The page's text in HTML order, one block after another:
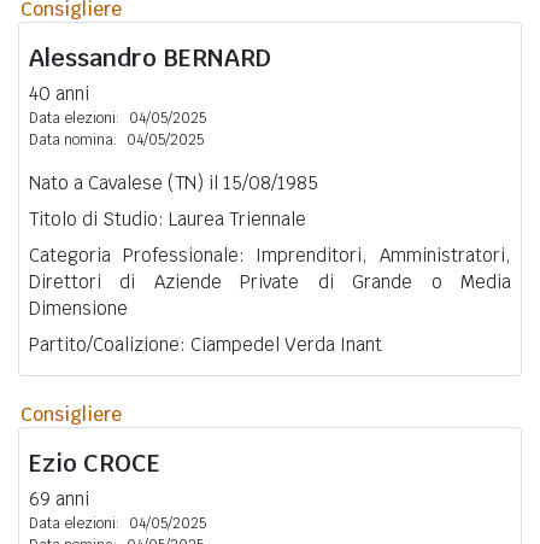
Consigliere
Alessandro BERNARD
40 anni
Data elezioni:
04/05/2025
Data nomina:
04/05/2025
Nato a Cavalese (TN) il 15/08/1985
Titolo di Studio: Laurea Triennale
Categoria Professionale: Imprenditori, Amministratori,
Direttori di Aziende Private di Grande o Media
Dimensione
Partito/Coalizione: Ciampedel Verda Inant
Consigliere
Ezio CROCE
69 anni
Data elezioni:
04/05/2025